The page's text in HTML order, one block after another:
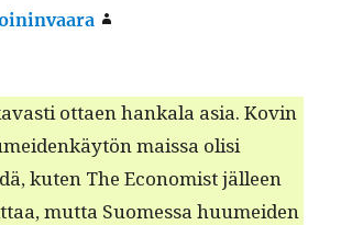
ottaen han­kala asia. Kovin
mais­sa olisi
kuten The Econ­o­mist jälleen
mut­ta Suomes­sa huumei­den